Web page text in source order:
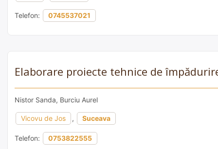
Telefon: 0745537021
Elaborare proiecte tehnice de
Nistor Sanda, Burciu Aurel
Vicovu de Jos , Suceava
Telefon: 0753822555